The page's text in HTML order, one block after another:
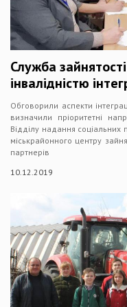
Служба
інвалідністю
Обговорили аспекти
визначили пріоритетні
Відділу надання соціальних
міськрайонного центру
партнерів
10.12.2019